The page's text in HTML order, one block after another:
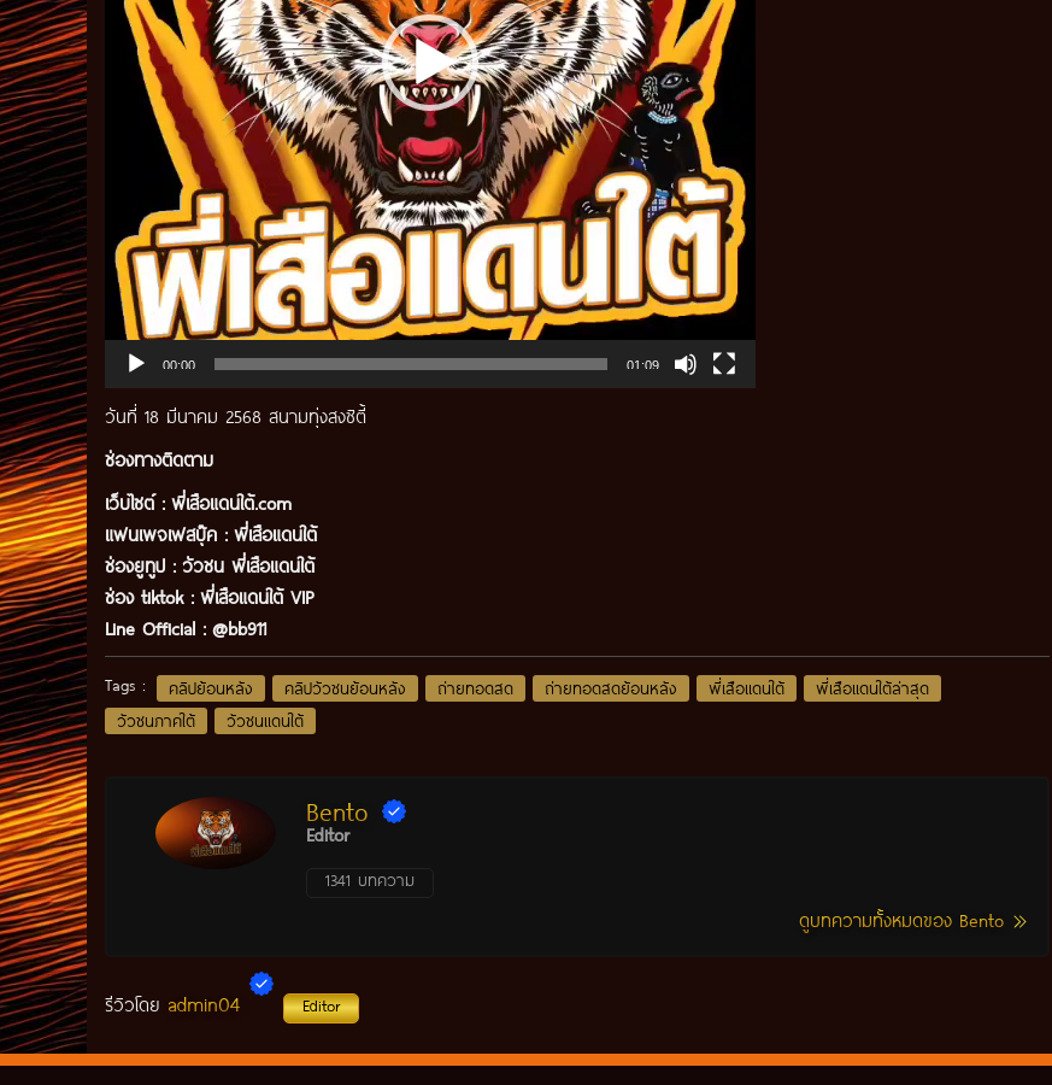
00:00 01:09
วันที่ 18 มีนาคม 2568 สนามทุ่งสงซิตี้
ช่องทางติดตาม
เว็บไซต์ : พี่เสือแดนใต้.com
แฟนเพจเฟสบุ๊ค : พี่เสือแดนใต้
ช่องยูทูป : วัวชน พี่เสือแดนใต้
ช่อง tiktok : พี่เสือแดนใต้ VIP
Line Official : @bb911
Tags : คลิปย้อนหลัง คลิปวัวชนย้อนหลัง ถ่ายทอดสด ถ่ายทอดสดย้อนหลัง พี่เสือแดนใต้
พี่เสือแดนใต้ล่าสุด
วัวชนภาคใต้
วัวชนแดนใต้
Bento
Editor
1341 บทความ
ดูบทความทั้งหมดของ Bento
รีวิวโดย admin04 Editor